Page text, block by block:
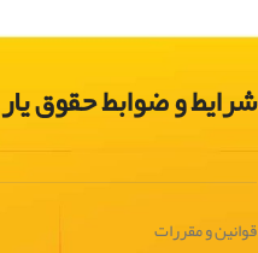
شرایط و ضوابط حقوق یار
قوانین و مقررات